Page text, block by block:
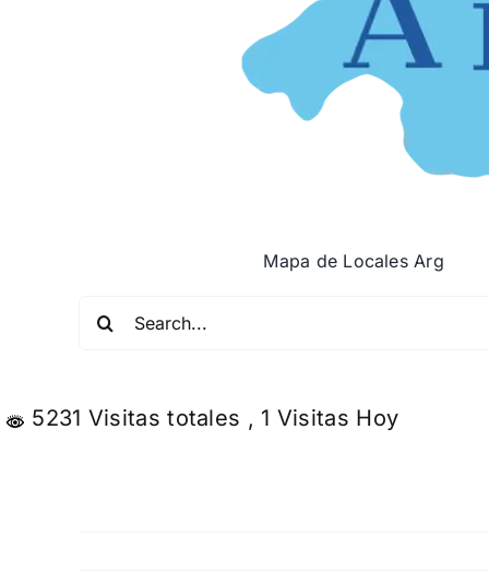
Mapa de Locales Arg
Buscar:
5231 Visitas totales , 1 Visitas Hoy